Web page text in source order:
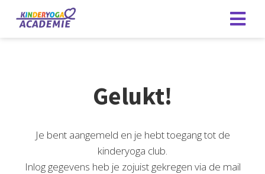
Gelukt!
Je bent aangemeld en je hebt toegang tot de
kinderyoga club.
Inlog gegevens heb je zojuist gekregen via de mail